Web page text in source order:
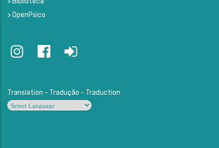
> OpenPsico
Translation - Tradução - Traduction